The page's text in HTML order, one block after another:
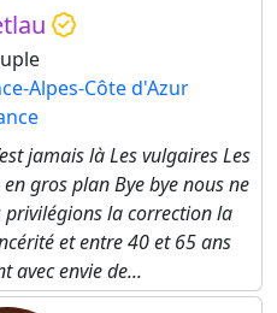
Alpes-Côte d'Azur
jamais là Les vulgaires Les
gros plan Bye bye nous ne
la correction la
et entre 40 et 65 ans
avec envie de...